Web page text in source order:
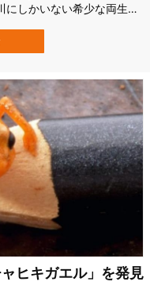
しかいない希少な両生類
が現地に戻り、その行方
ため「ダム建設計画」が
ヒキガエル」を発見